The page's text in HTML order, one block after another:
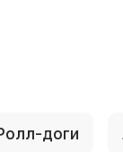
доги